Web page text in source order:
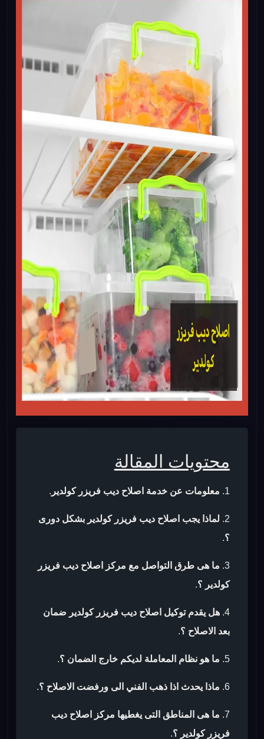
محتويات المقالة
معلومات عن خدمة اصلاح ديب فريزر كولدير .
لماذا يجب اصلاح ديب فريزر كولدير بشكل دورى
؟.
ما هى طرق التواصل مع مركز اصلاح ديب فريزر
كولدير ؟.
هل يقدم توكيل اصلاح ديب فريزر كولدير ضمان
بعد الاصلاح ؟.
ما هو نظام المعاملة لديكم خارج الضمان ؟.
ماذا يحدث اذا ذهب الفني الى ورفضت الاصلاح ؟.
ما هى المناطق التى يغطيها مركز اصلاح ديب
فريزر كولدير ؟.